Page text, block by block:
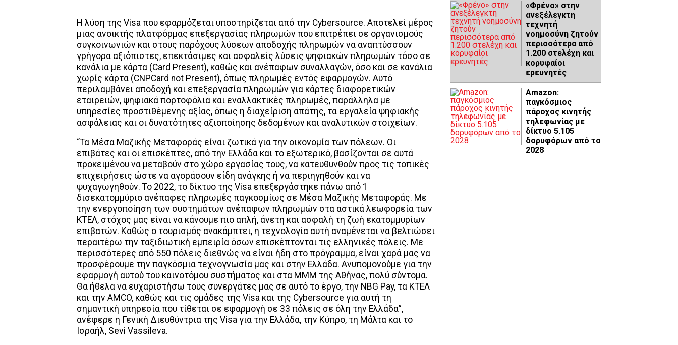
Η λύση της Visa που εφαρμόζεται υποστηρίζεται από την Cybersource. Αποτελεί μέρος
μιας ανοικτής πλατφόρμας επεξεργασίας πληρωμών που επιτρέπει σε οργανισμούς
συγκοινωνιών και στους παρόχους λύσεων αποδοχής πληρωμών να αναπτύσσουν
γρήγορα αξιόπιστες, επεκτάσιμες και ασφαλείς λύσεις ψηφιακών πληρωμών τόσο σε
κανάλια με κάρτα (Card Present), καθώς και ανέπαφων συναλλαγών, όσο και σε κανάλια
χωρίς κάρτα (CNPCard not Present), όπως πληρωμές εντός εφαρμογών. Αυτό
περιλαμβάνει αποδοχή και επεξεργασία πληρωμών για κάρτες διαφορετικών
εταιρειών, ψηφιακά πορτοφόλια και εναλλακτικές πληρωμές, παράλληλα με
υπηρεσίες προστιθέμενης αξίας, όπως η διαχείριση απάτης, τα εργαλεία ψηφιακής
ασφάλειας και οι δυνατότητες αξιοποίησης δεδομένων και αναλυτικών στοιχείων.
“Τα Μέσα Μαζικής Μεταφοράς είναι ζωτικά για την οικονομία των πόλεων. Οι
επιβάτες και οι επισκέπτες, από την Ελλάδα και το εξωτερικό, βασίζονται σε αυτά
προκειμένου να μεταβούν στο χώρο εργασίας τους, να κατευθυνθούν προς τις τοπικές
επιχειρήσεις ώστε να αγοράσουν είδη ανάγκης ή να περιηγηθούν και να
ψυχαγωγηθούν. To 2022, το δίκτυο της Visa επεξεργάστηκε πάνω από 1
δισεκατομμύριο ανέπαφες πληρωμές παγκοσμίως σε Μέσα Μαζικής Μεταφοράς. Με
την ενεργοποίηση των συστημάτων ανέπαφων πληρωμών στα αστικά λεωφορεία των
ΚΤΕΛ, στόχος μας είναι να κάνουμε πιο απλή, άνετη και ασφαλή τη ζωή εκατομμυρίων
επιβατών. Καθώς ο τουρισμός ανακάμπτει, η τεχνολογία αυτή αναμένεται να βελτιώσει
περαιτέρω την ταξιδιωτική εμπειρία όσων επισκέπτονται τις ελληνικές πόλεις. Με
περισσότερες από 550 πόλεις διεθνώς να είναι ήδη στο πρόγραμμα, είναι χαρά μας να
προσφέρουμε την παγκόσμια τεχνογνωσία μας και στην Ελλάδα. Ανυπομονούμε για την
εφαρμογή αυτού του καινοτόμου συστήματος και στα ΜΜΜ της Αθήνας, πολύ σύντομα.
Θα ήθελα να ευχαριστήσω τους συνεργάτες μας σε αυτό το έργο, την NBG Pay, τα ΚΤΕΛ
και την AMCO, καθώς και τις ομάδες της Visa και της Cybersource για αυτή τη
σημαντική υπηρεσία που τίθεται σε εφαρμογή σε 33 πόλεις σε όλη την Ελλάδα”,
ανέφερε η Γενική Διευθύντρια της Visa για την Ελλάδα, την Κύπρο, τη Μάλτα και το
Ισραήλ, Sevi Vassileva.
«Φρένο» στην
ανεξέλεγκτη
τεχνητή
νοημοσύνη ζητούν
περισσότερα από
1.200 στελέχη και
κορυφαίοι
ερευνητές
Amazon:
παγκόσμιος
πάροχος κινητής
τηλεφωνίας με
δίκτυο 5.105
δορυφόρων από το
2028